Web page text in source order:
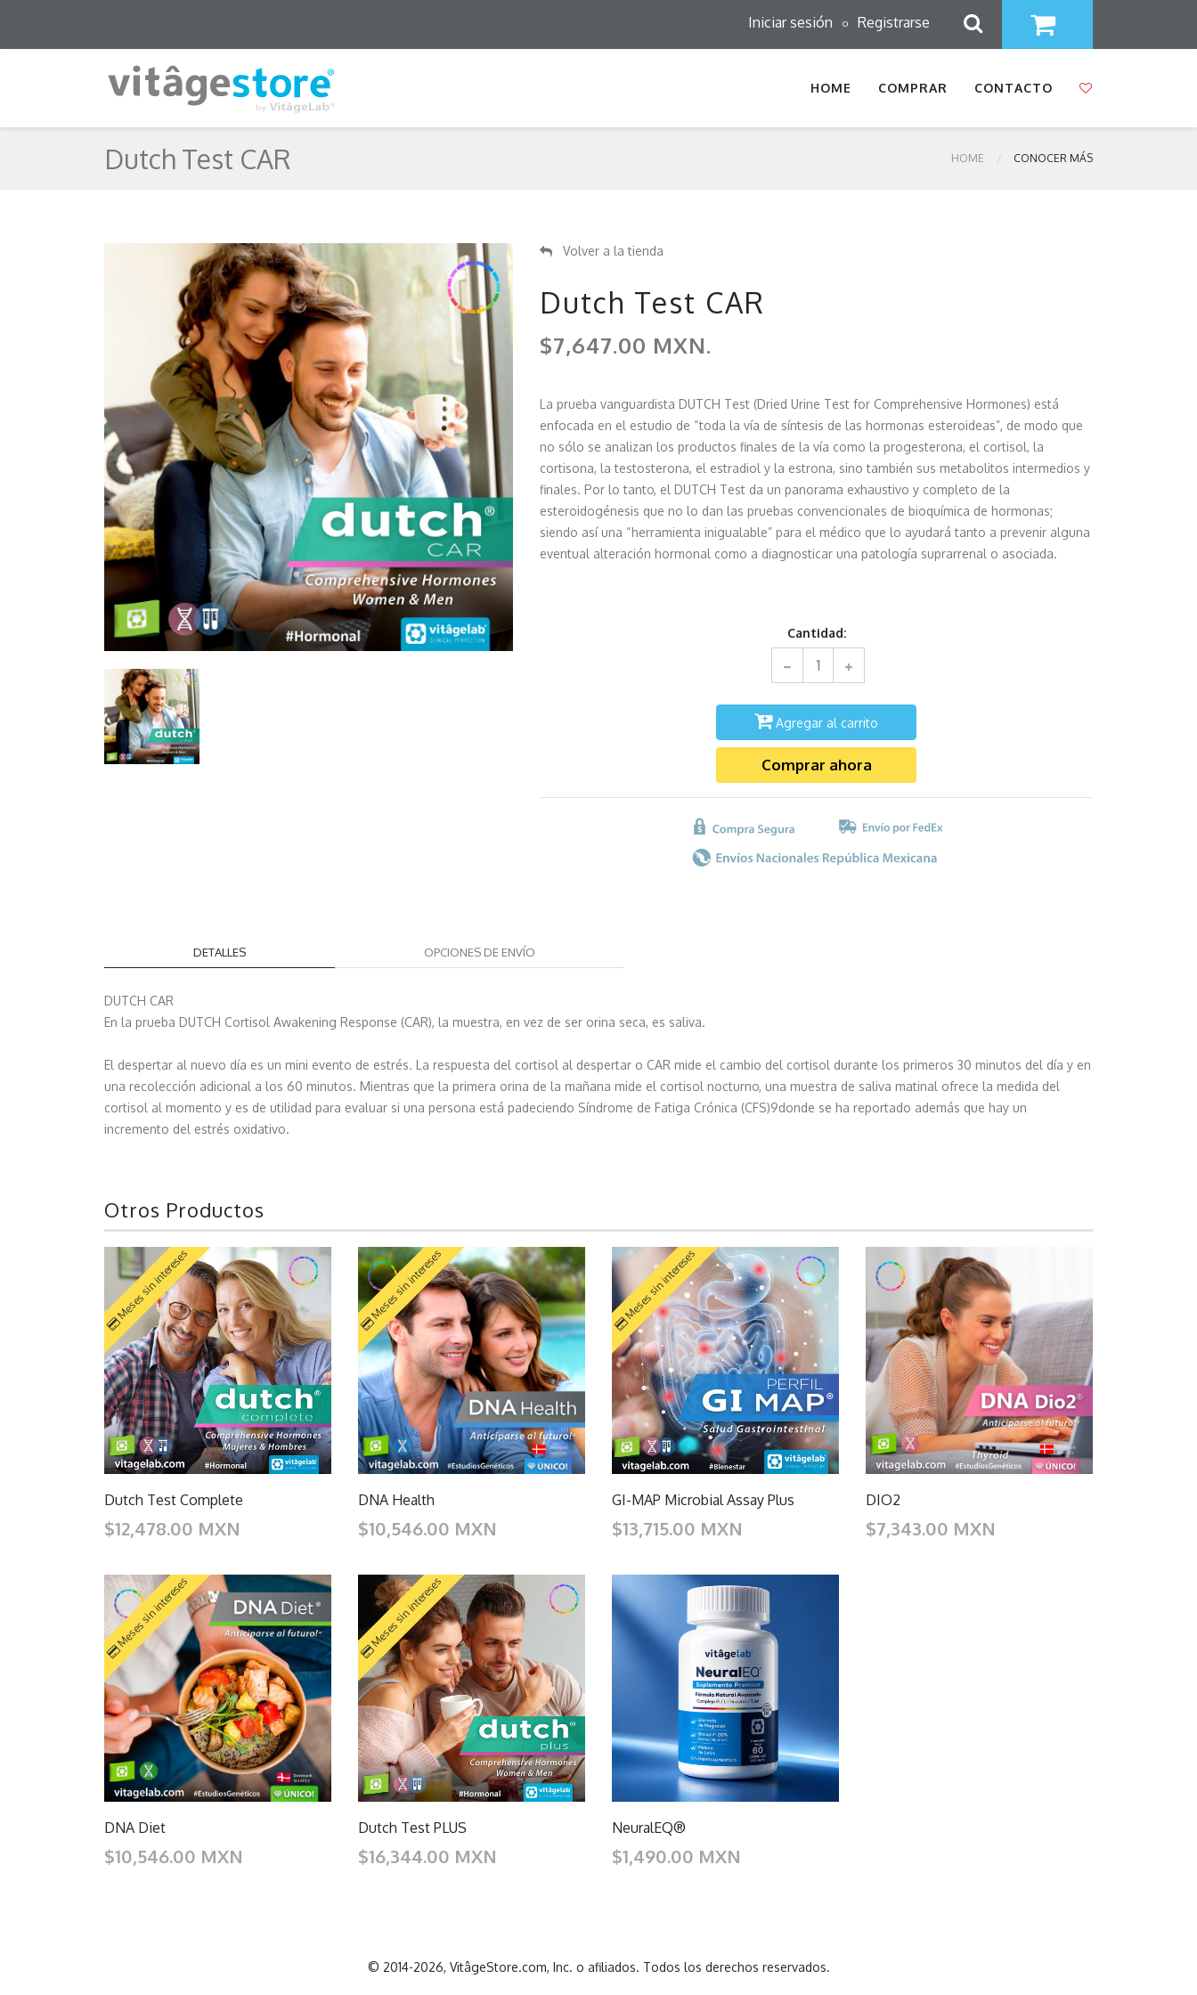
Iniciar sesión o Registrarse
HOME COMPRAR CONTACTO
Dutch Test CAR HOME CONOCER MÁS
Volver a la tienda
Dutch Test CAR
$7,647.00 MXN.
La prueba vanguardista DUTCH Test (Dried Urine Test for Comprehensive Hormones) está
enfocada en el estudio de “toda la vía de síntesis de las hormonas esteroideas”, de modo que
no sólo se analizan los productos finales de la vía como la progesterona, el cortisol, la
cortisona, la testosterona, el estradiol y la estrona, sino también sus metabolitos intermedios y
finales. Por lo tanto, el DUTCH Test da un panorama exhaustivo y completo de la
esteroidogénesis que no lo dan las pruebas convencionales de bioquímica de hormonas;
siendo así una “herramienta inigualable” para el médico que lo ayudará tanto a prevenir alguna
eventual alteración hormonal como a diagnosticar una patología suprarrenal o asociada.
Cantidad:
Agregar al carrito
Comprar ahora
DETALLES OPCIONES DE ENVÍO
DUTCH CAR
En la prueba DUTCH Cortisol Awakening Response (CAR), la muestra, en vez de ser orina seca, es saliva.
El despertar al nuevo día es un mini evento de estrés. La respuesta del cortisol al despertar o CAR mide el cambio del cortisol durante los primeros 30 minutos del día y en
una recolección adicional a los 60 minutos. Mientras que la primera orina de la mañana mide el cortisol nocturno, una muestra de saliva matinal ofrece la medida del
cortisol al momento y es de utilidad para evaluar si una persona está padeciendo Síndrome de Fatiga Crónica (CFS)9donde se ha reportado además que hay un
incremento del estrés oxidativo.
Otros Productos
Meses sin intereses
Dutch Test Complete
$12,478.00 MXN
Meses sin intereses
DNA Health
$10,546.00 MXN
Meses sin intereses
GI-MAP Microbial Assay Plus
$13,715.00 MXN
DIO2
$7,343.00 MXN
Meses sin intereses
DNA Diet
$10,546.00 MXN
Meses sin intereses
Dutch Test PLUS
$16,344.00 MXN
NeuralEQ®
$1,490.00 MXN
© 2014-2026, VitâgeStore.com, Inc. o afiliados. Todos los derechos reservados.